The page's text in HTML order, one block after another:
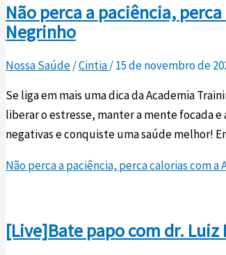
Não perca a paciência,
Negrinho
Nossa Saúde/Cintia/15 de novembro de
Se liga em mais uma dica da Academia
liberar o estresse, manter a mente focada
negativas e conquiste uma saúde melhor!
Não perca a paciência, perca calorias com
[Live]Bate papo com dr.